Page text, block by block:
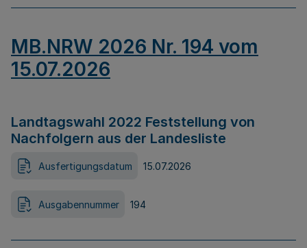
MB.NRW 2026 Nr. 194 vom
15.07.2026
Landtagswahl 2022 Feststellung von
Nachfolgern aus der Landesliste
Ausfertigungsdatum 15.07.2026
Ausgabennummer 194